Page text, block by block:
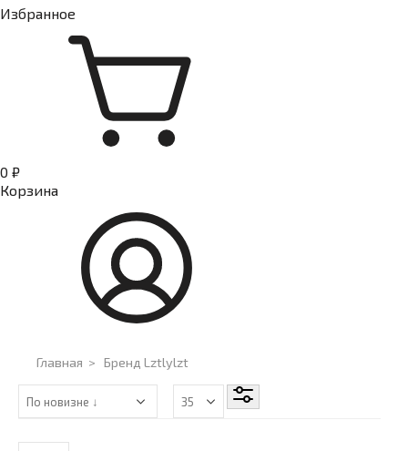
Избранное
0 ₽
Корзина
Главная > Бренд Lztlylzt